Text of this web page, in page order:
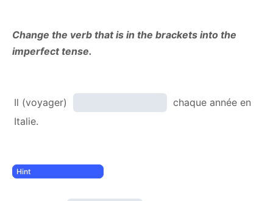
Change the verb that is in the brackets into the
imperfect tense.
Il (voyager)
chaque année en
Italie.